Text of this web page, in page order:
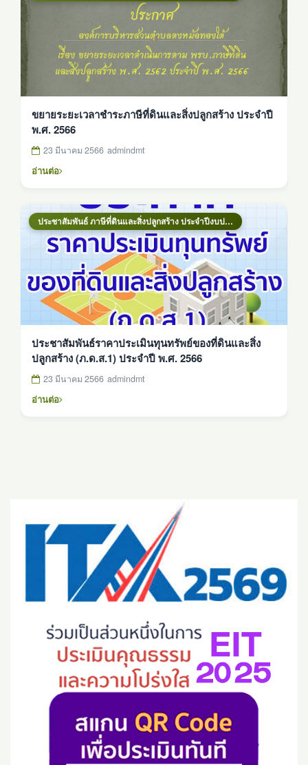
ขยายระยะเวลาชำระภาษีที่ดินและสิ่งปลูกสร้าง ประจำปี
พ.ศ. 2566
23 มีนาคม 2566 admindmt
อ่านต่อ
ประชาสัมพันธ์ ภาษีที่ดินและสิ่งปลูกสร้าง ประจำปีงบประมาณ 2569
ประชาสัมพันธ์ราคาประเมินทุนทรัพย์ของที่ดินและสิ่ง
ปลูกสร้าง (ภ.ด.ส.1) ประจำปี พ.ศ. 2566
23 มีนาคม 2566 admindmt
อ่านต่อ